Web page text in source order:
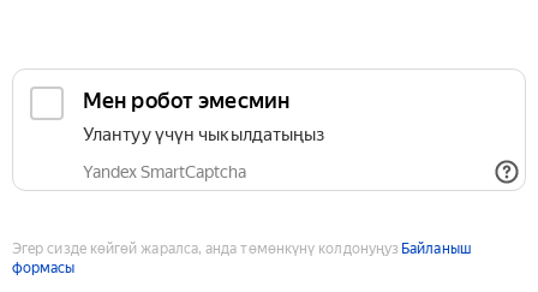
Мен робот эмесмин
Улантуу үчүн чыкылдатыңыз
Yandex SmartCaptcha
Эгер сизде көйгөй жаралса, анда төмөнкүнү колдонуңуз Байланыш
формасы